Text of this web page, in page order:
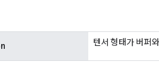
텐서 형태가 버퍼